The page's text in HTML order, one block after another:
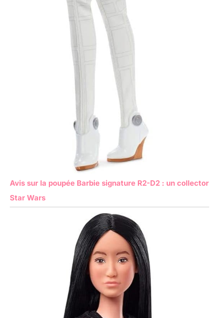
Avis sur la poupée Barbie signature R2-D2 : un collector
Star Wars